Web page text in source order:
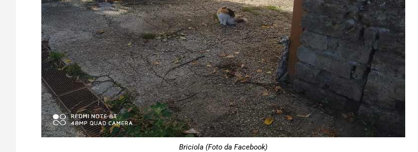
Briciola (Foto da Facebook)